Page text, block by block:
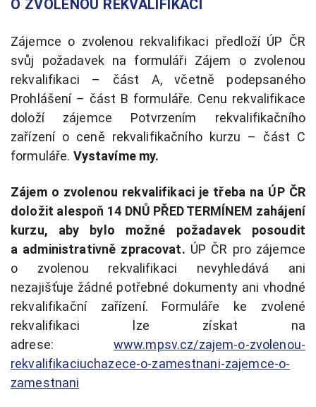
O ZVOLENOU REKVALIFIKACI
Zájemce o zvolenou rekvalifikaci předloží ÚP ČR
svůj požadavek na formuláři Zájem o zvolenou
rekvalifikaci – část A, včetně podepsaného
Prohlášení – část B formuláře. Cenu rekvalifikace
doloží zájemce Potvrzením rekvalifikačního
zařízení o ceně rekvalifikačního kurzu – část C
formuláře. Vystavíme my.
Zájem o zvolenou rekvalifikaci je třeba na ÚP ČR
doložit alespoň 14 DNŮ PŘED TERMÍNEM zahájení
kurzu, aby bylo možné požadavek posoudit
a administrativně zpracovat. ÚP ČR pro zájemce
o zvolenou rekvalifikaci nevyhledává ani
nezajišťuje žádné potřebné dokumenty ani vhodné
rekvalifikační zařízení. Formuláře ke zvolené
rekvalifikaci lze získat na
adrese: www.mpsv.cz/zajem-o-zvolenou-
rekvalifikaciuchazece-o-zamestnani-zajemce-o-
zamestnani